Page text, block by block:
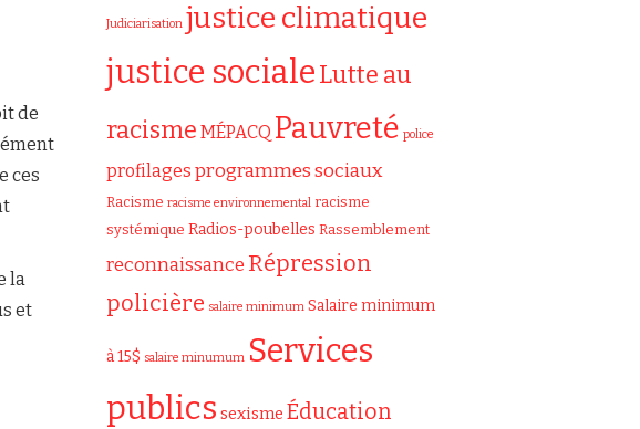
de
ces
la
et
Judiciarisation justice climatique
justice socialeLutte au
racisme MÉPACQ Pauvreté police
profilages programmes sociaux
Racisme racisme environnemental racisme
systémique Radios-poubelles Rassemblement
reconnaissance Répression
policière salaire minimum Salaire minimum
à 15$ salaire minumum Services
publics sexisme Éducation